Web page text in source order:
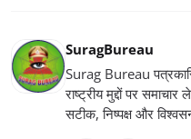
SuragBureau
Surag Bureau
राष्ट्रीय मुद्दों पर
सटीक, निष्पक्ष और